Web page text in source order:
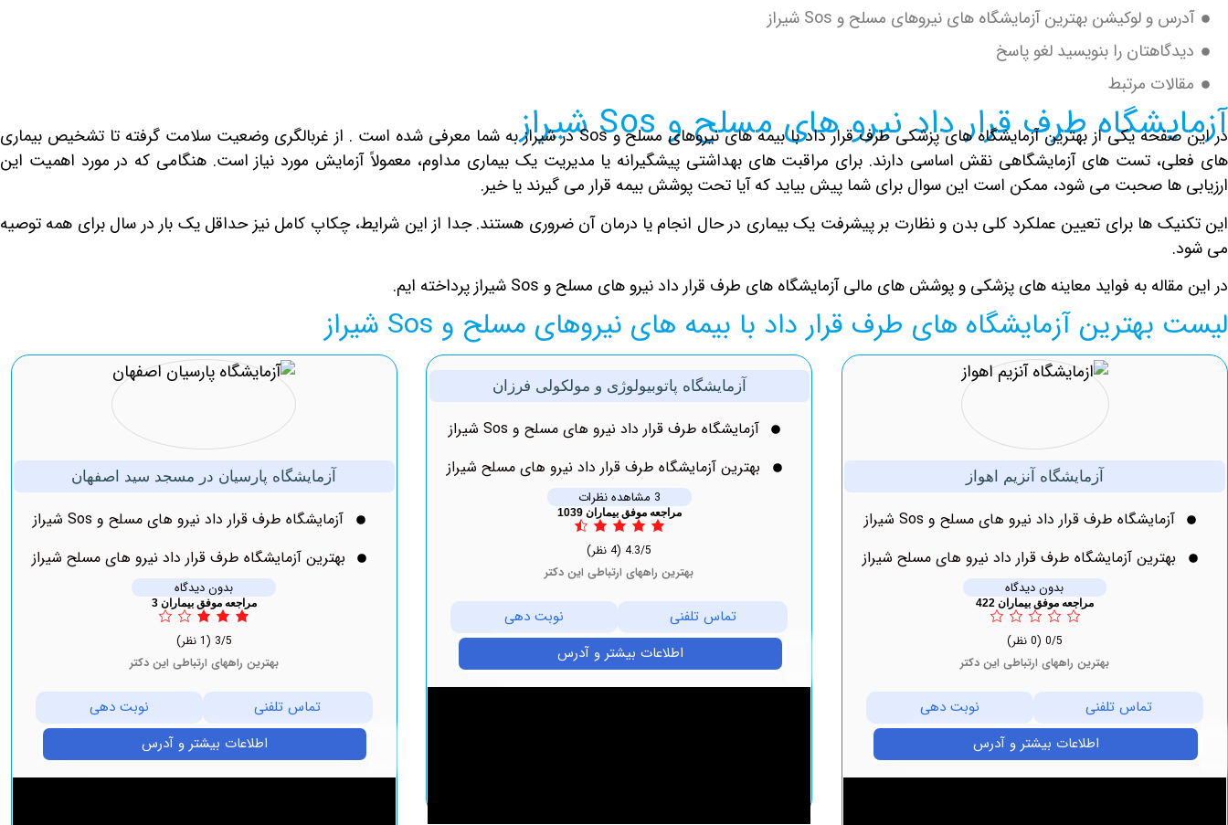
آدرس و لوکیشن بهترین آزمایشگاه های نیروهای مسلح و Sos شیراز
دیدگاهتان را بنویسید لغو پاسخ
مقالات مرتبط
آزمایشگاه طرف قرار داد نیرو های مسلح و Sos شیراز
در این صفحه یکی از بهترین آزمایشگاه های پزشکی طرف قرار داد با بیمه های نیروهای مسلح و Sos در شیراز به شما معرفی شده است . از غربالگری وضعیت سلامت گرفته تا تشخیص بیماری
های فعلی، تست های آزمایشگاهی نقش اساسی دارند. برای مراقبت های بهداشتی پیشگیرانه یا مدیریت یک بیماری مداوم، معمولاًآزمایش مورد نیاز است. هنگامی که در مورد اهمیت این
ارزیابی ها صحبت می شود، ممکن است این سوال برای شما پیش بیاید که آیا تحت پوشش بیمه قرار می گیرند یا خیر.
این تکنیک ها برای تعیین عملکرد کلی بدن و نظارت بر پیشرفت یک بیماری در حال انجام یا درمان آن ضروری هستند. جدا از این شرایط، چکاپ کامل نیز حداقل یک بار در سال برای همه توصیه
می شود.
در این مقاله به فواید معاینه های پزشکی و پوشش های مالی آزمایشگاه های طرف قرار داد نیرو های مسلح و Sos شیراز پرداخته ایم.
لیست بهترین آزمایشگاه های طرف قرار داد با بیمه های نیروهای مسلح و Sos شیراز
آزمایشگاه آنزیم اهواز
آزمایشگاه طرف قرار داد نیرو های مسلح و Sos شیراز
بهترین آزمایشگاه طرف قرار داد نیرو های مسلح شیراز
بدون دیدگاه
مراجعه موفق بیماران 422
0/5 (0 نظر)
بهترین راههای ارتباطی این دکتر
تماس تلفنی
نوبت دهی
اطلاعات بیشتر و آدرس
آزمایشگاه پاتوبیولوژی و مولکولی فرزان
آزمایشگاه طرف قرار داد نیرو های مسلح و Sos شیراز
بهترین آزمایشگاه طرف قرار داد نیرو های مسلح شیراز
3 مشاهده نظرات
مراجعه موفق بیماران 1039
4.3/5 (4 نظر)
بهترین راههای ارتباطی این دکتر
تماس تلفنی
نوبت دهی
اطلاعات بیشتر و آدرس
آزمایشگاه ‏پارسیان در مسجد سید ‏اصفهان
آزمایشگاه طرف قرار داد نیرو های مسلح و Sos شیراز
بهترین آزمایشگاه طرف قرار داد نیرو های مسلح شیراز
بدون دیدگاه
مراجعه موفق بیماران 3
3/5 (1 نظر)
بهترین راههای ارتباطی این دکتر
تماس تلفنی
نوبت دهی
اطلاعات بیشتر و آدرس